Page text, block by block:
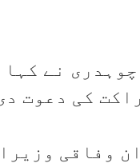
چوہدری نے
کی دعوت
وفاقی